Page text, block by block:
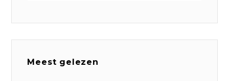
Meest gelezen